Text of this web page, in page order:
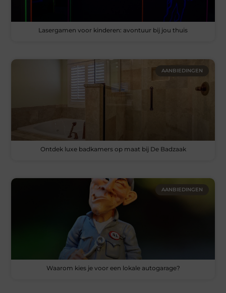
Lasergamen voor kinderen: avontuur bij jou thuis
AANBIEDINGEN
Ontdek luxe badkamers op maat bij De Badzaak
AANBIEDINGEN
Waarom kies je voor een lokale autogarage?